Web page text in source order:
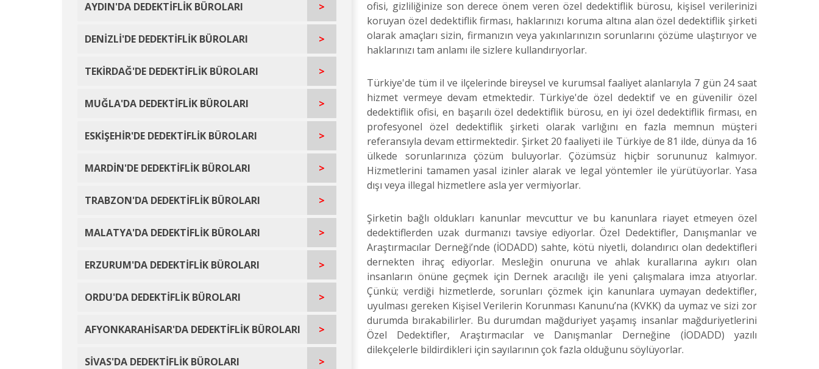
AYDIN'DA DEDEKTİFLİK BÜROLARI >
DENİZLİ'DE DEDEKTİFLİK BÜROLARI >
TEKİRDAĞ'DE DEDEKTİFLİK BÜROLARI >
MUĞLA'DA DEDEKTİFLİK BÜROLARI >
ESKİŞEHİR'DE DEDEKTİFLİK BÜROLARI >
MARDİN'DE DEDEKTİFLİK BÜROLARI >
TRABZON'DA DEDEKTİFLİK BÜROLARI >
MALATYA'DA DEDEKTİFLİK BÜROLARI >
ERZURUM'DA DEDEKTİFLİK BÜROLARI >
ORDU'DA DEDEKTİFLİK BÜROLARI >
AFYONKARAHİSAR'DA DEDEKTİFLİK BÜROLARI >
SİVAS'DA DEDEKTİFLİK BÜROLARI >
ofisi, gizliliğinize son derece önem veren özel dedektiflik bürosu, kişisel verilerinizi
koruyan özel dedektiflik firması, haklarınızı koruma altına alan özel dedektiflik şirketi
olarak amaçları sizin, firmanızın veya yakınlarınızın sorunlarını çözüme ulaştırıyor ve
haklarınızı tam anlamı ile sizlere kullandırıyorlar.
Türkiye'de tüm il ve ilçelerinde bireysel ve kurumsal faaliyet alanlarıyla 7 gün 24 saat
hizmet vermeye devam etmektedir. Türkiye'de özel dedektif ve en güvenilir özel
dedektiflik ofisi, en başarılı özel dedektiflik bürosu, en iyi özel dedektiflik firması, en
profesyonel özel dedektiflik şirketi olarak varlığını en fazla memnun müşteri
referansıyla devam ettirmektedir. Şirket 20 faaliyeti ile Türkiye de 81 ilde, dünya da 16
ülkede sorunlarınıza çözüm buluyorlar. Çözümsüz hiçbir sorununuz kalmıyor.
Hizmetlerini tamamen yasal izinler alarak ve legal yöntemler ile yürütüyorlar. Yasa
dışı veya illegal hizmetlere asla yer vermiyorlar.
Şirketin bağlı oldukları kanunlar mevcuttur ve bu kanunlara riayet etmeyen özel
dedektiflerden uzak durmanızı tavsiye ediyorlar. Özel Dedektifler, Danışmanlar ve
Araştırmacılar Derneği’nde (İODADD) sahte, kötü niyetli, dolandırıcı olan dedektifleri
dernekten ihraç ediyorlar. Mesleğin onuruna ve ahlak kurallarına aykırı olan
insanların önüne geçmek için Dernek aracılığı ile yeni çalışmalara imza atıyorlar.
Çünkü; verdiği hizmetlerde, sorunları çözmek için kanunlara uymayan dedektifler,
uyulması gereken Kişisel Verilerin Korunması Kanunu’na (KVKK) da uymaz ve sizi zor
durumda bırakabilirler. Bu durumdan mağduriyet yaşamış insanlar mağduriyetlerini
Özel Dedektifler, Araştırmacılar ve Danışmanlar Derneğine (İODADD) yazılı
dilekçelerle bildirdikleri için sayılarının çok fazla olduğunu söylüyorlar.